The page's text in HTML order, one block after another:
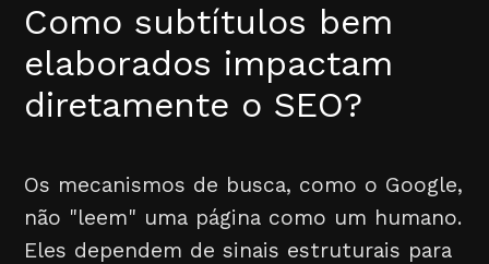
Como subtítulos bem
elaborados impactam
diretamente o SEO?
Os mecanismos de busca, como o Google,
não "leem" uma página como um humano.
Eles dependem de sinais estruturais para